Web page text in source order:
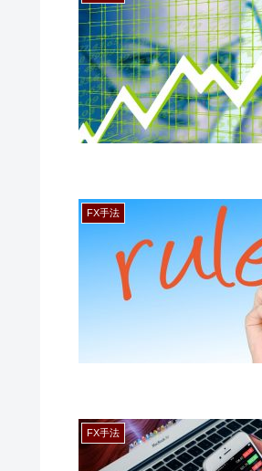
FX手法
FX手法